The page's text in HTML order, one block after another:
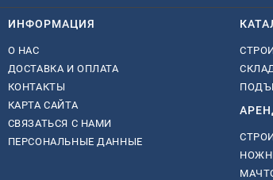
ИНФОРМАЦИЯ
О НАС
ДОСТАВКА И ОПЛАТА
КОНТАКТЫ
КАРТА САЙТА
СВЯЗАТЬСЯ С НАМИ
ПЕРСОНАЛЬНЫЕ ДАННЫЕ